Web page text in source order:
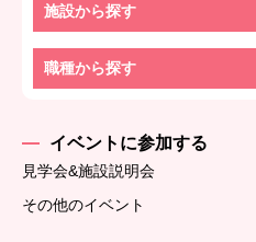
施設から探す
職種から探す
イベントに参加する
見学会&施設説明会
その他のイベント